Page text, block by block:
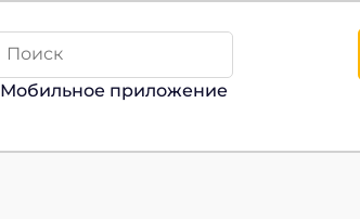
Мобильное приложение